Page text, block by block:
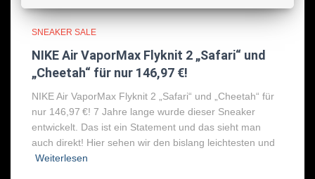
SNEAKER SALE
NIKE Air VaporMax Flyknit 2 „Safari“ und
„Cheetah“ für nur 146,97 €!
NIKE Air VaporMax Flyknit 2 „Safari“ und „Cheetah“ für
nur 146,97 €! 7 Jahre lange wurde dieser Sneaker
entwickelt. Das ist ein Statement und das sieht man
auch direkt! Hier sehen wir den bislang leichtesten und
Weiterlesen